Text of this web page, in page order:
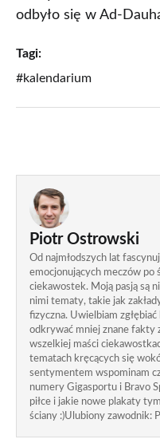
odbyło się w Ad-
Tagi:
#kalendarium
Piotr Ostrowski
Od najmłodszych lat
emocjonujących meczów
ciekawostek. Moją pasją są
nimi tematy, takie jak
fizyczna. Uwielbiam
odkrywać mniej znane fakty
wszelkiej maści
tematach kręcących się
sentymentem wspominam
numery Gigasportu i Bravo
piłce i jakie nowe plakaty
ściany :)Ulubiony zawodnik: